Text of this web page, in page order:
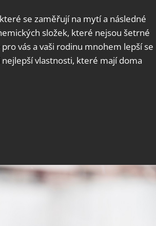
se zaměřují na mytí a následné
složek, které nejsou šetrné
vás a vaši rodinu mnohem lepší se
vlastnosti, které mají doma